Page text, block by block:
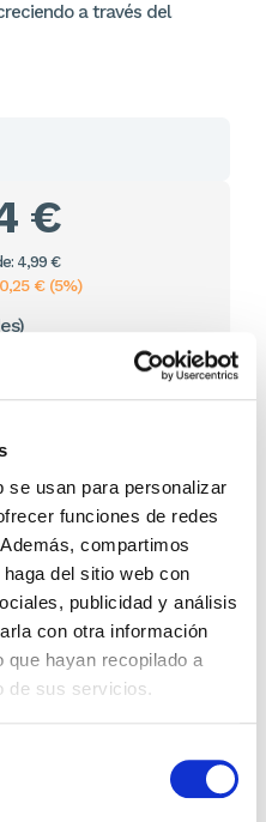
se usan para personalizar
funciones de redes
compartimos
del sitio web con
publicidad y análisis
con otra información
que hayan recopilado a
de sus servicios.
a través del
€
4,99 €
€ (5%)
ahora
en pedidos de + 30€
este